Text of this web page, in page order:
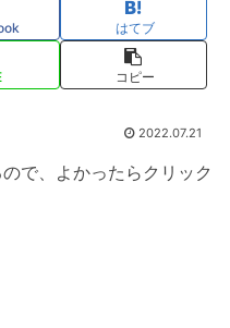
はてブ
コピー
2022.07.21
で、よかったらクリック